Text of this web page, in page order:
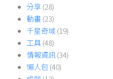
分享(28)
動畫(23)
千星奇域 (19)
工具(48)
情報資訊(34)
懶人包(40)